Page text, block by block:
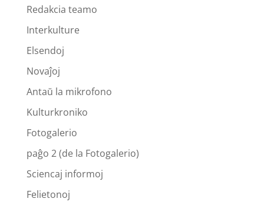
Redakcia teamo
Interkulture
Elsendoj
Novaĵoj
Antaŭ la mikrofono
Kulturkroniko
Fotogalerio
paĝo 2 (de la Fotogalerio)
Sciencaj informoj
Felietonoj